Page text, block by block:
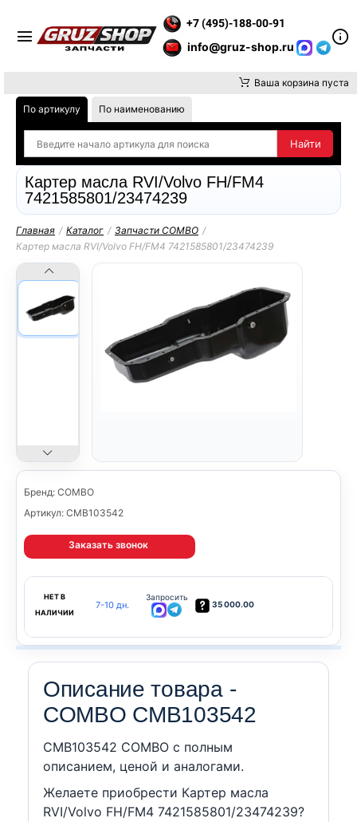
+7 (495)-188-00-91
info@gruz-shop.ru
Ваша корзина пуста
По артикулу По наименованию
Картер масла RVI/Volvo FH/FM4
7421585801/23474239
Главная / Каталог / Запчасти COMBO /
Картер масла RVI/Volvo FH/FM4 7421585801/23474239
Бренд: COMBO
Артикул: CMB103542
Заказать звонок
НЕТ В
НАЛИЧИИ
7-10 дн.
Запросить
35 000.00
Описание товара -
COMBO CMB103542
CMB103542 COMBO c полным
описанием, ценой и аналогами.
Желаете приобрести Картер масла
RVI/Volvo FH/FM4 7421585801/23474239?